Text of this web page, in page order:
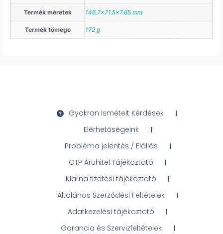
Termék méretek 146.7×71.5×7.65 mm
Termék tömege 172 g
Gyakran Ismételt Kérdések
Elérhetőségeink
Probléma jelentés / Elállás
OTP Áruhitel Tájékoztató
Klarna fizetési tájékoztató
Általános Szerződési Feltételek
Adatkezelési tájékoztató
Garancia és Szervizfeltételek